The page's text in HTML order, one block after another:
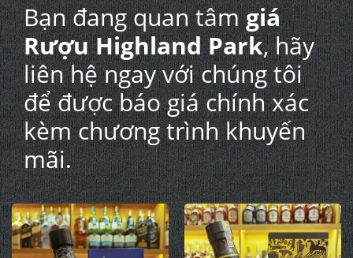
Bạn đang quan tâmgiá
Rượu Highland Park, hãy
liên hệ ngay với chúng tôi
để được báo giá chính xác
kèm chương trình khuyến
mãi.